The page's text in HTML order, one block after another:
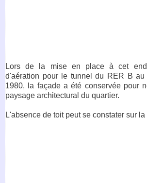
Lors de la mise en place à cet
d'aération pour le tunnel du RER B au
1980, la façade a été conservée pour
paysage architectural du quartier.
L'absence de toit peut se constater sur